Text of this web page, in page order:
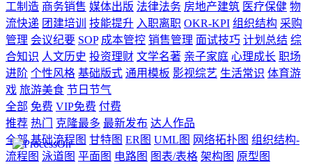
工制造 商务销售 媒体出版 法律法务 房地产建筑 医疗保健 物
流快递 团建培训 技能提升 入职离职 OKR-KPI 组织结构 采购
管理 会议纪要 SOP 成本管控 销售管理 面试技巧 计划总结 综
合知识 人文历史 投资理财 文学名著 亲子家庭 心理成长 职场
进阶 个性风格 基础版式 通用模板 影视综艺 生活常识 体育游
戏 旅游美食 节日节气
全部 免费 VIP免费 付费
推荐 热门 克隆最多 最新发布 达人作品
全部 基础流程图 甘特图 ER图 UML图 网络拓扑图 组织结构-
流程图 泳道图 平面图 电路图 图表/表格 架构图 原型图